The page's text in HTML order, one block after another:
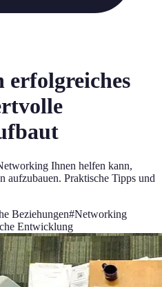
erfolgreiches
Ihnen helfen kann,
aufzubauen. Praktische Tipps und
Beziehungen#Networking
Entwicklung